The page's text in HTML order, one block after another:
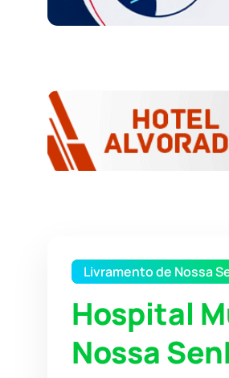
Livramento de Nossa
Hospital
Nossa